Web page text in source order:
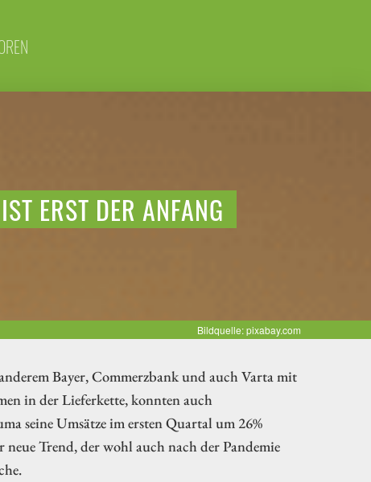
ERST DER ANFANG
Bildquelle: pixabay.com
Bayer, Commerzbank und auch Varta mit
in der Lieferkette, konnten auch
seine Umsätze im ersten Quartal um 26%
Trend, der wohl auch nach der Pandemie